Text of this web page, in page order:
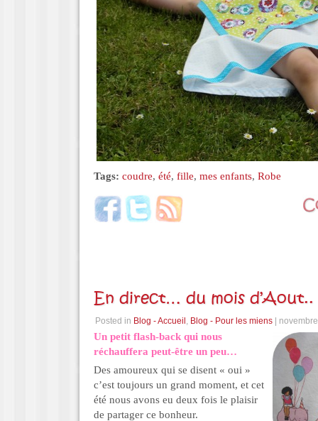
Tags: coudre, été, fille, mes enfants, Robe
En direct… du mois d’Aout..
Posted in Blog - Accueil , Blog - Pour les miens |
Un petit flash-back qui nous
réchauffera peut-être un peu…
Des amoureux qui se disent « oui »
c’est toujours un grand moment, et cet
été nous avons eu deux fois le plaisir
de partager ce bonheur.